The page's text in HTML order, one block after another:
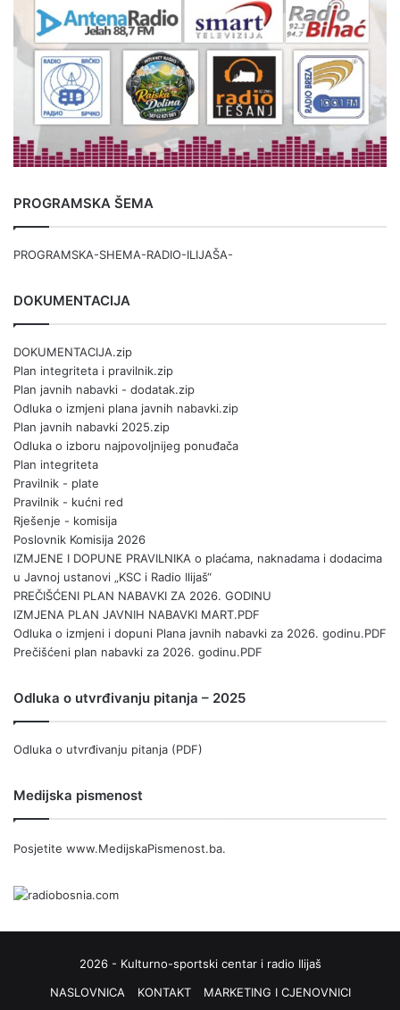
PROGRAMSKA ŠEMA
PROGRAMSKA-SHEMA-RADIO-ILIJAŠA-
DOKUMENTACIJA
DOKUMENTACIJA.zip
Plan integriteta i pravilnik.zip
Plan javnih nabavki - dodatak.zip
Odluka o izmjeni plana javnih nabavki.zip
Plan javnih nabavki 2025.zip
Odluka o izboru najpovoljnijeg ponuđača
Plan integriteta
Pravilnik - plate
Pravilnik - kućni red
Rješenje - komisija
Poslovnik Komisija 2026
IZMJENE I DOPUNE PRAVILNIKA o plaćama, naknadama i dodacima
u Javnoj ustanovi „KSC i Radio Ilijaš“
PREČIŠĆENI PLAN NABAVKI ZA 2026. GODINU
IZMJENA PLAN JAVNIH NABAVKI MART.PDF
Odluka o izmjeni i dopuni Plana javnih nabavki za 2026. godinu.PDF
Prečišćeni plan nabavki za 2026. godinu.PDF
Odluka o utvrđivanju pitanja – 2025
Odluka o utvrđivanju pitanja (PDF)
Medijska pismenost
Posjetite www.MedijskaPismenost.ba.
2026 - Kulturno-sportski centar i radio Ilijaš
NASLOVNICA
KONTAKT MARKETING I CJENOVNICI